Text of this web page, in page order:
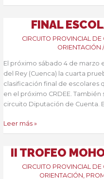
Regional
RESULTADOS
FINAL
CIRCUITO PROVINCIAL DE
ORIENTACIÓN /
El próximo sábado 4 de marzo
del Rey (Cuenca) la cuarta
clasificación final de escolares
en el próximo CRDEE. También
circuito Diputación de Cuenta.
Final
escolar
Leer más »
II TROFEO
CIRCUITO PROVINCIAL DE
ORIENTACIÓN,